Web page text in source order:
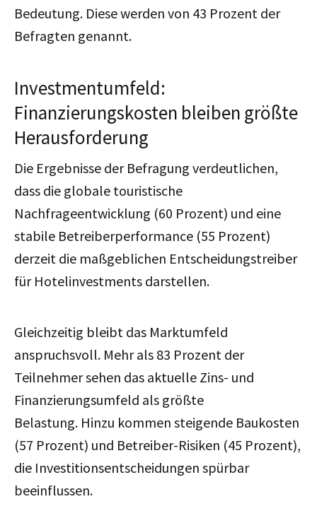
Bedeutung. Diese werden von 43 Prozent der
Befragten genannt.
Investmentumfeld:
Finanzierungskosten bleiben größte
Herausforderung
Die Ergebnisse der Befragung verdeutlichen,
dass die globale touristische
Nachfrageentwicklung (60 Prozent) und eine
stabile Betreiberperformance (55 Prozent)
derzeit die maßgeblichen Entscheidungstreiber
für Hotelinvestments darstellen.
Gleichzeitig bleibt das Marktumfeld
anspruchsvoll. Mehr als 83 Prozent der
Teilnehmer sehen das aktuelle Zins- und
Finanzierungsumfeld als größte
Belastung. Hinzu kommen steigende Baukosten
(57 Prozent) und Betreiber-Risiken (45 Prozent),
die Investitionsentscheidungen spürbar
beeinflussen.